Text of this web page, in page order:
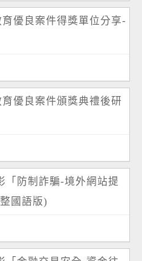
優良案件得獎單位分享-
優良案件頒獎典禮後研
「防制詐騙-境外網站提
國語版)